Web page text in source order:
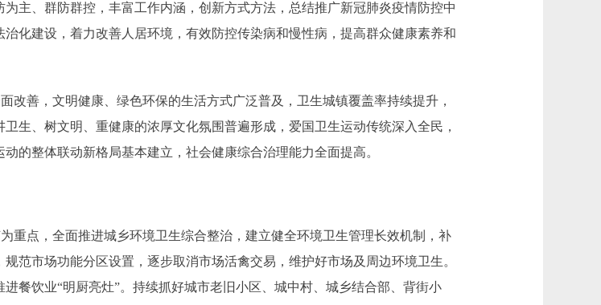
主、群防群控，丰富工作内涵，创新方式方法，总结推广新冠肺炎疫情防控中
化建设，着力改善人居环境，有效防控传染病和慢性病，提高群众健康素养和
善，文明健康、绿色环保的生活方式广泛普及，卫生城镇覆盖率持续提升，
生、树文明、重健康的浓厚文化氛围普遍形成，爱国卫生运动传统深入全民，
的整体联动新格局基本建立，社会健康综合治理能力全面提高。
点，全面推进城乡环境卫生综合整治，建立健全环境卫生管理长效机制，补
范市场功能分区设置，逐步取消市场活禽交易，维护好市场及周边环境卫生。
餐饮业“明厨亮灶”。持续抓好城市老旧小区、城中村、城乡结合部、背街小